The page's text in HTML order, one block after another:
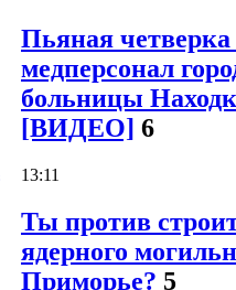
Пьяная четверка
медперсонал
больницы
[ВИДЕО] 6
13:11
Ты против
ядерного
Приморье? 5